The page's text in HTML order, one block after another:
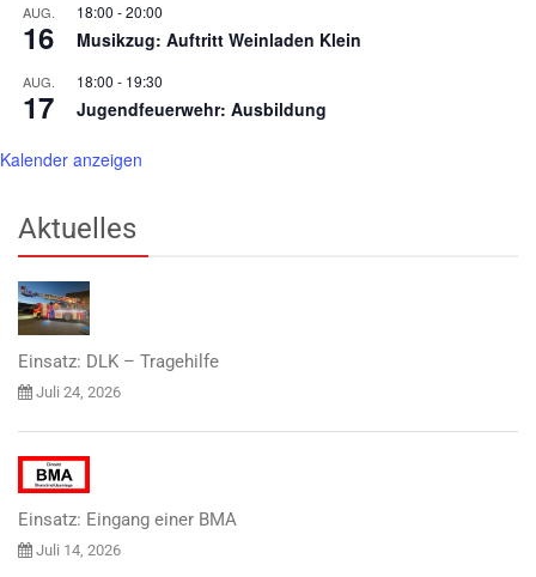
AUG.
16
18:00 -20:00
Musikzug: Auftritt Weinladen Klein
AUG.
17
18:00 - 19:30
Jugendfeuerwehr: Ausbildung
Kalender anzeigen
Aktuelles
Einsatz: DLK – Tragehilfe
Juli 24, 2026
Einsatz: Eingang einer BMA
Juli 14, 2026